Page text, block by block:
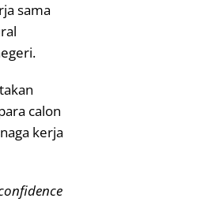
sama
calon
kerja